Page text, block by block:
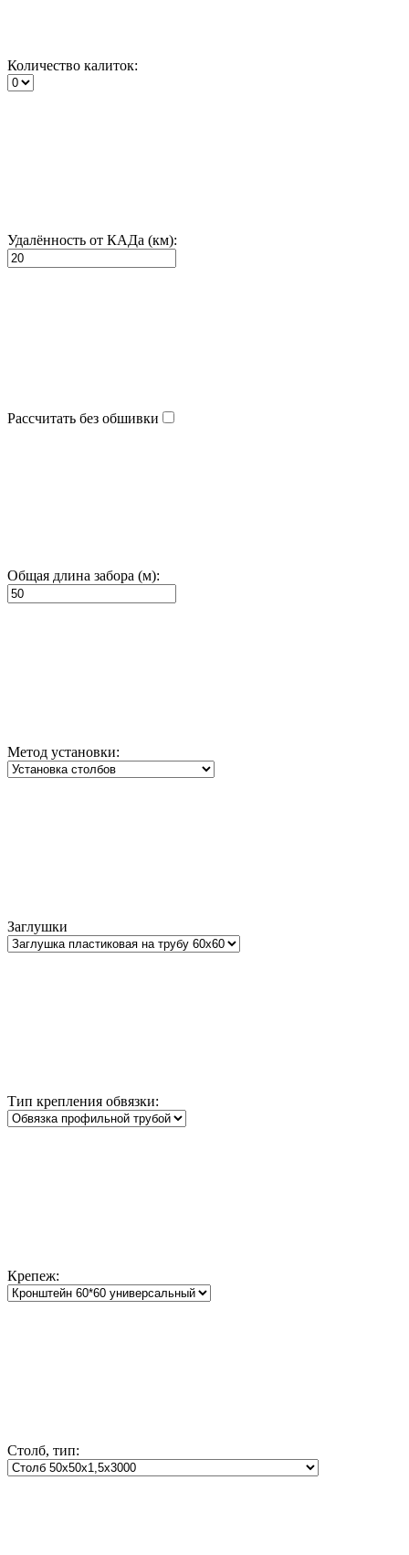
Количество калиток:
Удалённость от КАДа (км):
Рассчитать без обшивки
Общая длина забора (м):
Метод установки:
Заглушки
Тип крепления обвязки:
Крепеж:
Столб, тип: